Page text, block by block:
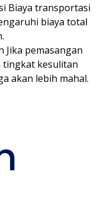
Biaya transportasi
biaya total
Jika pemasangan
tingkat kesulitan
akan lebih mahal.